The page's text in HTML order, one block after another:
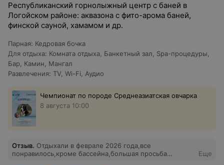
Республиканский горнолыжный центр с баней в
Логойском районе: аквазона с фито-арома баней,
финской сауной, хамамом и др.
Парная: Кедровая бочка
Для отдыха: Комната отдыха Банкетный зал Spa-процедуры
Бар
Камин
Мангал
Развлечения: TV Wi-Fi Аудио
Чемпионат по породе Среднеазиатская овчарка
8 августа 10:00
Отзыв. Отдыхали в феврале 2026 года,все
понравилось,кроме бассейна,большая просьба
Еще